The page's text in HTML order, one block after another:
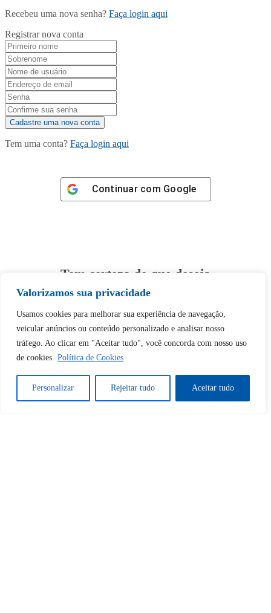
Valorizamos sua privacidade
Usamos cookies para melhorar sua experiência de navegação,
veicular anúncios ou conteúdo personalizado e analisar nosso
tráfego. Ao clicar em "Aceitar tudo", você concorda com nosso uso
de cookies. Política de Cookies
Personalizar Rejeitar tudo Aceitar tudo
Recebeu uma nova senha? Faça login aqui
Registrar nova conta
Tem uma conta? Faça login aqui
Continuar com Google
Tem certeza de que deseja
desbloquear esta publicação?
Desbloquear esquerda : 0
Sim